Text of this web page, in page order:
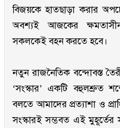
বিজয়কে হাতছাড়া করার
অবশ্যই আজকের
সকলকেই বহন করতে হবে।
নতুন রাজনৈতিক বন্দোবস্ত
‘সংস্কার’ একটি বহুলশ্রুত
বলতে আমাদের প্রত্যাশা ও
সংস্কারই সম্ভবত এই মুহূর্তের